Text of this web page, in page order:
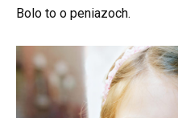
Bolo to o peniazoch.